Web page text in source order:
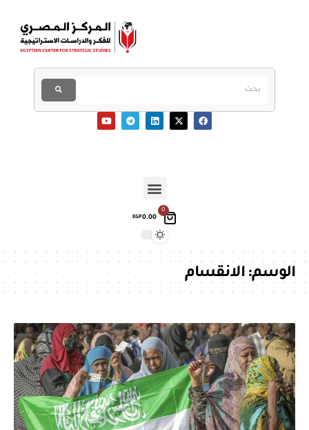
0
EGP0.00
الوسم:الانقسام